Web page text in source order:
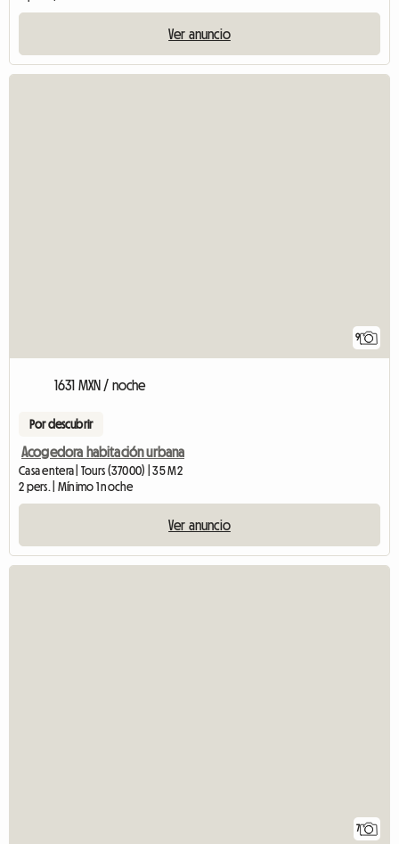
Ver anuncio
9
1631 MXN / noche
Por descubrir
Acogedora habitación urbana
Casa entera | Tours (37000) | 35 M2
2 pers. | Mínimo 1 noche
Ver anuncio
7